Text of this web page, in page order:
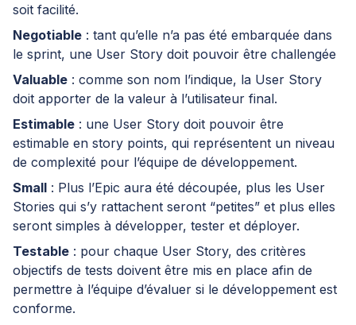
soit facilité.
Negotiable : tant qu’elle n’a pas été embarquée dans
le sprint, une User Story doit pouvoir être challengée
Valuable : comme son nom l’indique, la User Story
doit apporter de la valeur à l’utilisateur final.
Estimable : une User Story doit pouvoir être
estimable en story points, qui représentent un niveau
de complexité pour l’équipe de développement.
Small : Plus l’Epic aura été découpée, plus les User
Stories qui s’y rattachent seront “petites” et plus elles
seront simples à développer, tester et déployer.
Testable : pour chaque User Story, des critères
objectifs de tests doivent être mis en place afin de
permettre à l’équipe d’évaluer si le développement est
conforme.